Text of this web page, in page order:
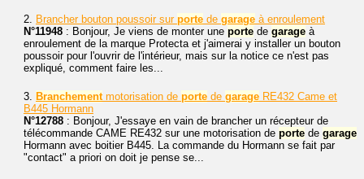
2. Brancher bouton poussoir sur porte de garage à enroulement
N°11948 : Bonjour, Je viens de monter une porte de garage à
enroulement de la marque Protecta et j'aimerai y installer un bouton
poussoir pour l'ouvrir de l'intérieur, mais sur la notice ce n'est pas
expliqué, comment faire les...
3. Branchementmotorisation de porte de garage RE432 Came et
B445 Hormann
N°12788 : Bonjour, J'essaye en vain de brancher un récepteur de
télécommande CAME RE432 sur une motorisation de porte de garage
Hormann avec boitier B445. La commande du Hormann se fait par
"contact" a priori on doit je pense se...